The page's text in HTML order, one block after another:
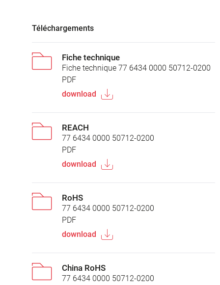
Téléchargements
Fiche technique
Fiche technique 77 6434 0000 50712-0200
PDF
download
REACH
77 6434 0000 50712-0200
PDF
download
RoHS
77 6434 0000 50712-0200
PDF
download
China RoHS
77 6434 0000 50712-0200